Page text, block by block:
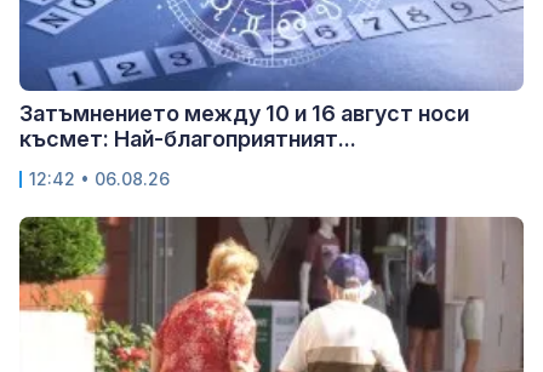
Затъмнението между 10 и 16 август носи
късмет: Най-благоприятният...
12:42 • 06.08.26